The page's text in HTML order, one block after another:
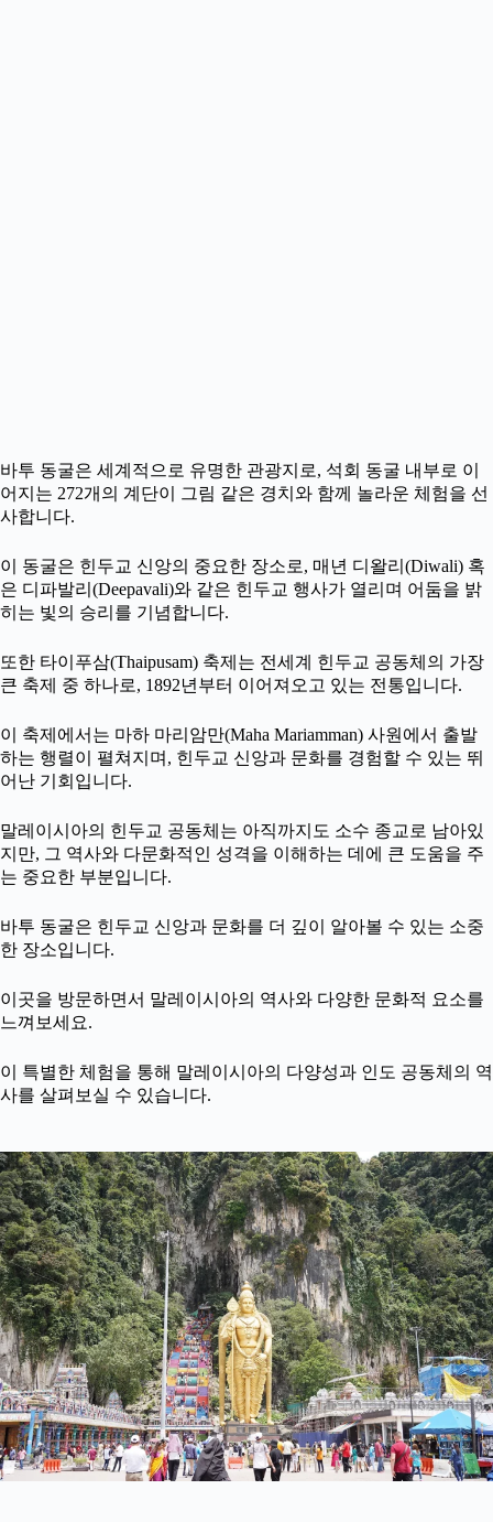
바투 동굴은 세계적으로 유명한 관광지로, 석회 동굴 내부로 이
어지는 272개의 계단이 그림 같은 경치와 함께 놀라운 체험을 선
사합니다.
이 동굴은 힌두교 신앙의 중요한 장소로, 매년 디왈리(Diwali) 혹
은 디파발리(Deepavali)와 같은 힌두교 행사가 열리며 어둠을 밝
히는 빛의 승리를 기념합니다.
또한 타이푸삼(Thaipusam) 축제는 전세계 힌두교 공동체의 가장
큰 축제 중 하나로, 1892년부터 이어져오고 있는 전통입니다.
이 축제에서는 마하 마리암만(Maha Mariamman) 사원에서 출발
하는 행렬이 펼쳐지며, 힌두교 신앙과 문화를 경험할 수 있는 뛰
어난 기회입니다.
말레이시아의 힌두교 공동체는 아직까지도 소수 종교로 남아있
지만, 그 역사와 다문화적인 성격을 이해하는 데에 큰 도움을 주
는 중요한 부분입니다.
바투 동굴은 힌두교 신앙과 문화를 더 깊이 알아볼 수 있는 소중
한 장소입니다.
이곳을 방문하면서 말레이시아의 역사와 다양한 문화적 요소를
느껴보세요.
이 특별한 체험을 통해 말레이시아의 다양성과 인도 공동체의 역
사를 살펴보실 수 있습니다.